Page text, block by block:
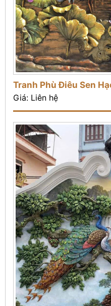
Tranh Phù Điêu Sen
Giá: Liên hệ